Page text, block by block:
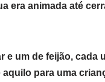
era animada até
e um de feijão,
para uma